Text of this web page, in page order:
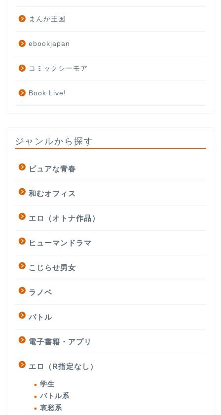
まんが王国
ebookjapan
コミックシーモア
Book Live!
ジャンルから探す
ピュアな青春
和むオフィス
エロ（オトナ作品）
ヒューマンドラマ
こじらせ男女
ラノベ
バトル
電子書籍・アプリ
エロ（R指定なし）
学生
バトル系
哀愁系